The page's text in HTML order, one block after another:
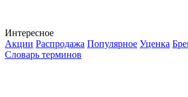
Интересное
Акции Распродажа Популярное Уценка
Словарь терминов